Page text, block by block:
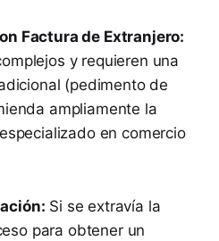
Factura de Extranjero:
y requieren una
(pedimento de
ampliamente la
en comercio
Si se extravía la
para obtener un